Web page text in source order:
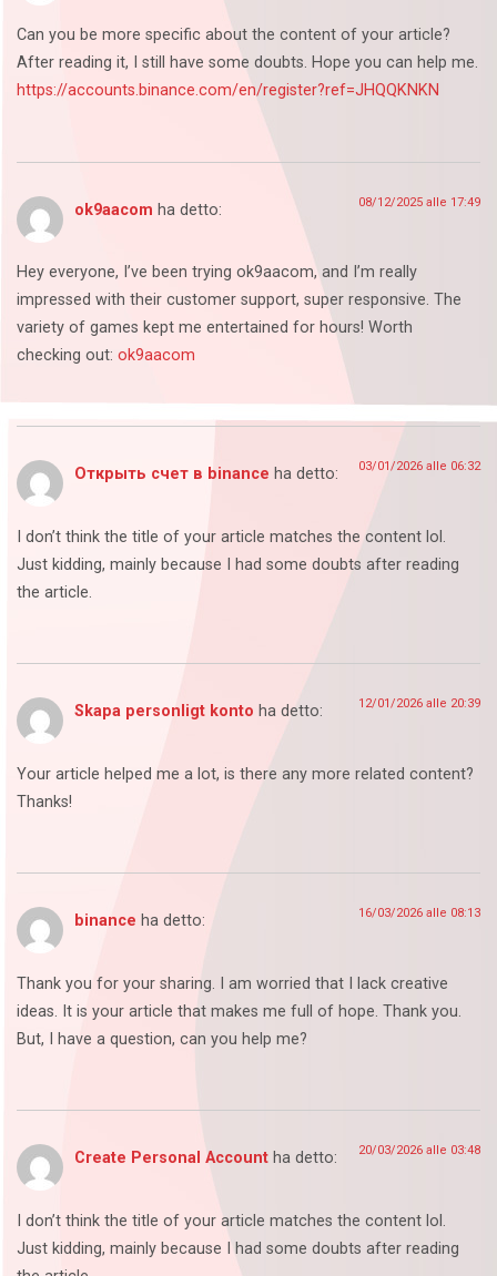
Can you be more specific about the content of your article?
After reading it, I still have some doubts. Hope you can help me.
https://accounts.binance.com/en/register?ref=JHQQKNKN
ok9aacom ha detto: 08/12/2025 alle 17:49
Hey everyone, I’ve been trying ok9aacom, and I’m really
impressed with their customer support, super responsive. The
variety of games kept me entertained for hours! Worth
checking out: ok9aacom
Открыть счет в binance ha detto: 03/01/2026 alle 06:32
I don’t think the title of your article matches the content lol.
Just kidding, mainly because I had some doubts after reading
the article.
Skapa personligt konto ha detto: 12/01/2026 alle 20:39
Your article helped me a lot, is there any more related content?
Thanks!
binance ha detto: 16/03/2026 alle 08:13
Thank you for your sharing. I am worried that I lack creative
ideas. It is your article that makes me full of hope. Thank you.
But, I have a question, can you help me?
Create Personal Account ha detto: 20/03/2026 alle 03:48
I don’t think the title of your article matches the content lol.
Just kidding, mainly because I had some doubts after reading